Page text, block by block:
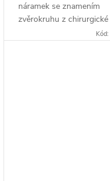
náramek se znamením
zvěrokruhu z chirurgické
Kód: